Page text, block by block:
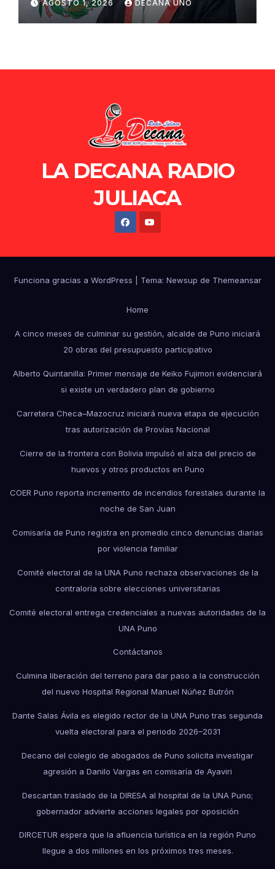
de Ollanta Humala
AGOSTO 1, 2026 DECANA UNO
LA DECANA RADIO
JULIACA
Funciona gracias a WordPress Tema: Newsup de Themeansar
Home
A cinco meses de culminar su gestión, alcalde de Puno iniciará
20 obras del presupuesto participativo
Alberto Quintanilla: Primer mensaje de Keiko Fujimori evidenciará
si existe un verdadero plan de gobierno
Carretera Checa–Mazocruz iniciará nueva etapa de ejecución
tras autorización de Provías Nacional
Cierre de la frontera con Bolivia impulsó el alza del precio de
huevos y otros productos en Puno
COER Puno reporta incremento de incendios forestales durante la
noche de San Juan
Comisaría de Puno registra en promedio cinco denuncias diarias
por violencia familiar
Comité electoral de la UNA Puno rechaza observaciones de la
contraloría sobre elecciones universitarias
Comité electoral entrega credenciales a nuevas autoridades de la
UNA Puno
Contáctanos
Culmina liberación del terreno para dar paso a la construcción
del nuevo Hospital Regional Manuel Núñez Butrón
Dante Salas Ávila es elegido rector de la UNA Puno tras segunda
vuelta electoral para el periodo 2026–2031
Decano del colegio de abogados de Puno solicita investigar
agresión a Danilo Vargas en comisaría de Ayaviri
Descartan traslado de la DIRESA al hospital de la UNA Puno;
gobernador advierte acciones legales por oposición
DIRCETUR espera que la afluencia turística en la región Puno
llegue a dos millones en los próximos tres meses.